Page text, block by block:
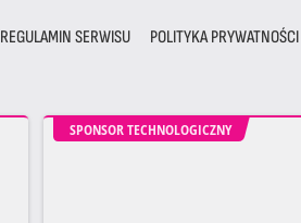
REGULAMIN SERWISU POLITYKA
SPONSOR TECHNOLOGICZNY